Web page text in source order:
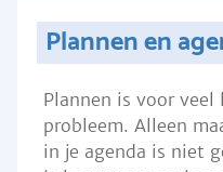
Plannen en
Plannen is voor
probleem. Alleen
in je agenda is niet